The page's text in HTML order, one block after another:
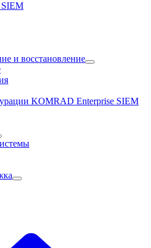
и восстановление
KOMRAD Enterprise SIEM